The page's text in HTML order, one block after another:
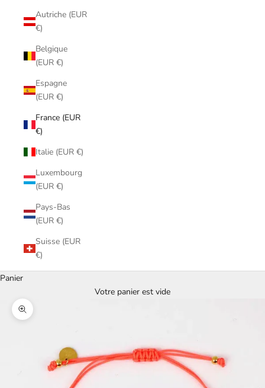
Autriche (EUR
€)
Belgique
(EUR €)
Espagne
(EUR €)
France (EUR
€)
Italie (EUR €)
Luxembourg
(EUR €)
Pays-Bas
(EUR €)
Suisse (EUR
€)
Panier
Votre panier est vide
Zoomer sur l'image